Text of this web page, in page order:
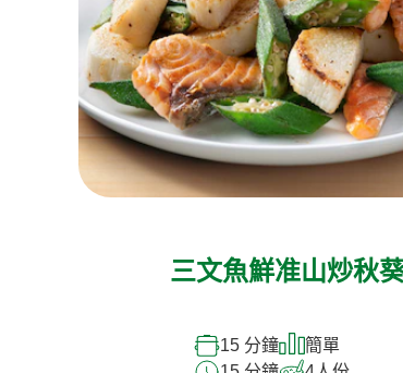
三文魚鮮准山炒秋
15 分鐘
簡單